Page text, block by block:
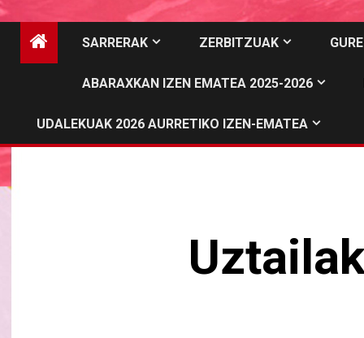
SARRERAK ZERBITZUAK
ABARAXKAN IZEN EMATEA 2025-2026
UDALEKUAK 2026 AURRETIKO IZEN-EMATEA